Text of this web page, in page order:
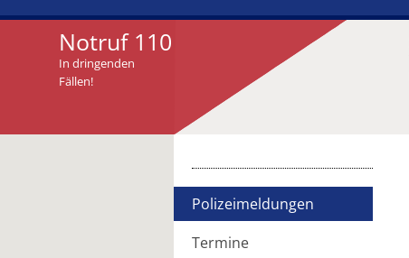
Notruf 110
In dringenden
Fällen!
Polizeimeldungen
Termine
Artikel weiterleiten